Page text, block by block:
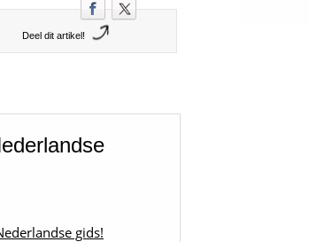
Deel dit artikel!
gids!